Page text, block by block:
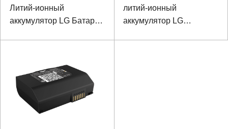
Литий-ионный
аккумулятор LG Батарея
литий-ионный
аккумулятор LG